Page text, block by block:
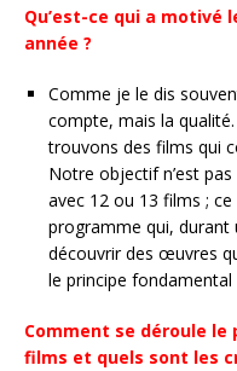
Qu’est-ce qui a motivé
année ?
Comme je le dis
compte, mais la
trouvons des films qui
Notre objectif n’est
avec 12 ou 13 films ;
programme qui, durant
découvrir des œuvres
le principe
Comment se déroule le
films et quels sont les